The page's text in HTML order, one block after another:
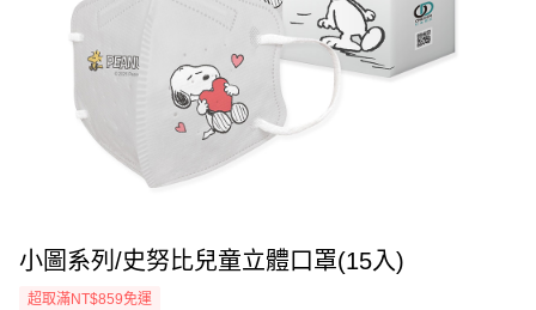
小圖系列/史努比兒童立體口罩(15入)
超取滿NT$859免運